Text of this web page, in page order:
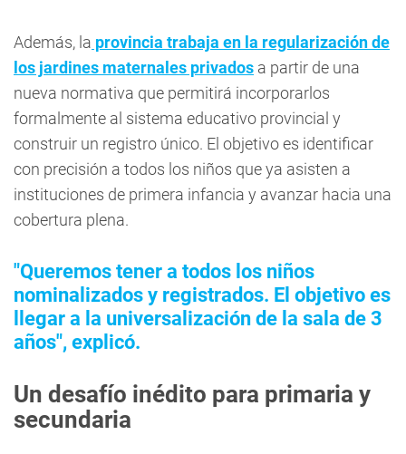
Además, la provincia trabaja en la regularización de
los jardines maternales privados a partir de una
nueva normativa que permitirá incorporarlos
formalmente al sistema educativo provincial y
construir un registro único. El objetivo es identificar
con precisión a todos los niños que ya asisten a
instituciones de primera infancia y avanzar hacia una
cobertura plena.
"Queremos tener a todos los niños
nominalizados y registrados. El objetivo es
llegar a la universalización de la sala de 3
años", explicó.
Un desafío inédito para primaria y
secundaria